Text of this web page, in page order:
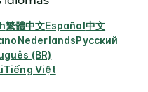
繁體中文Español中文
NederlandsРусский
(BR)
Tiếng Việt